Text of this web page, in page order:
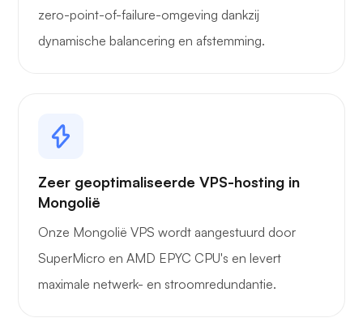
zero-point-of-failure-omgeving dankzij
dynamische balancering en afstemming.
Zeer geoptimaliseerde VPS-hosting in
Mongolië
Onze Mongolië VPS wordt aangestuurd door
SuperMicro en AMD EPYC CPU's en levert
maximale netwerk- en stroomredundantie.